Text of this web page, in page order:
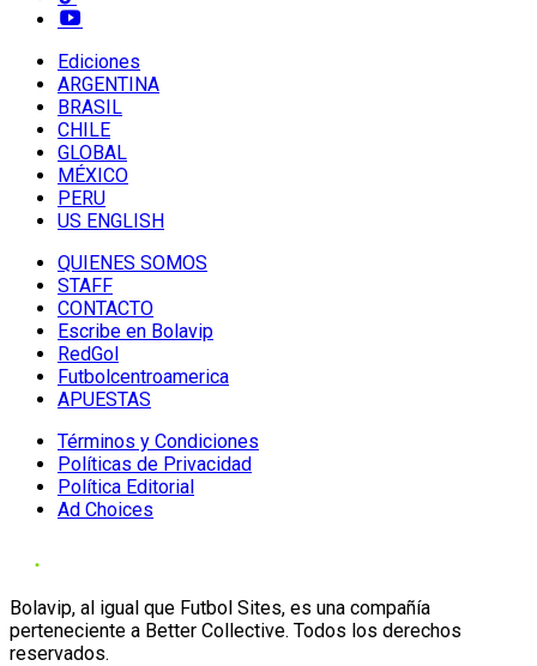
Ediciones
ARGENTINA
BRASIL
CHILE
GLOBAL
MÉXICO
PERU
US ENGLISH
QUIENES SOMOS
STAFF
CONTACTO
Escribe en Bolavip
RedGol
Futbolcentroamerica
APUESTAS
Términos y Condiciones
Políticas de Privacidad
Política Editorial
Ad Choices
Bolavip, al igual que Futbol Sites, es una compañía
perteneciente a Better Collective. Todos los derechos
reservados.